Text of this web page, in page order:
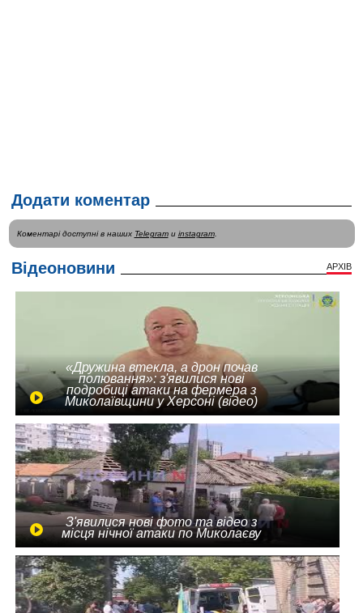
Додати коментар
Коментарі доступні в наших Telegramи instagram.
Відеоновини АРХІВ
«Дружина втекла, а дрон почав
полювання»: з'явилися нові
подробиці атаки на фермера з
Миколаївщини у Херсоні (відео)
З'явилися нові фото та відео з
місця нічної атаки по Миколаєву